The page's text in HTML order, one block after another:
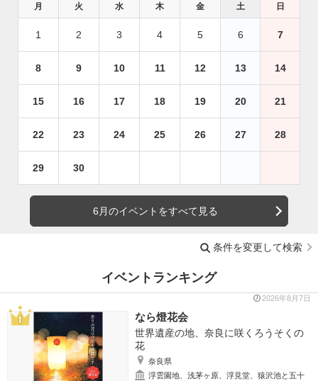
月 火 水 木 金 土 日
1 2 3 4 5 6 7
8 9 10 11 12 13 14
15 16 17 18 19 20 21
22 23 24 25 26 27 28
29 30
6月のイベントをすべて見る
条件を変更して検索
イベントランキング
2026年8月7日
なら燈花会
世界遺産の地、奈良に咲くろうそくの
花
奈良県
浮雲園地、浅茅ヶ原、浮見堂、猿沢池と五十